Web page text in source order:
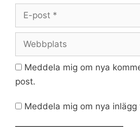
post
Meddela mig om nya
post.
Meddela mig om nya